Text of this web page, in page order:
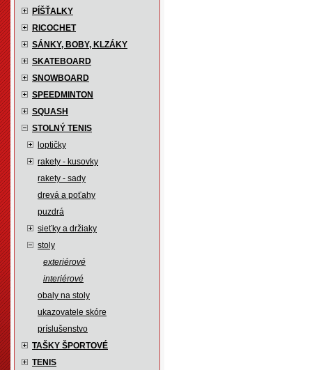
PÍŠŤALKY
RICOCHET
SÁNKY, BOBY, KLZÁKY
SKATEBOARD
SNOWBOARD
SPEEDMINTON
SQUASH
STOLNÝ TENIS
loptičky
rakety - kusovky
rakety - sady
drevá a poťahy
puzdrá
sieťky a držiaky
stoly
exteriérové
interiérové
obaly na stoly
ukazovatele skóre
príslušenstvo
TAŠKY ŠPORTOVÉ
TENIS